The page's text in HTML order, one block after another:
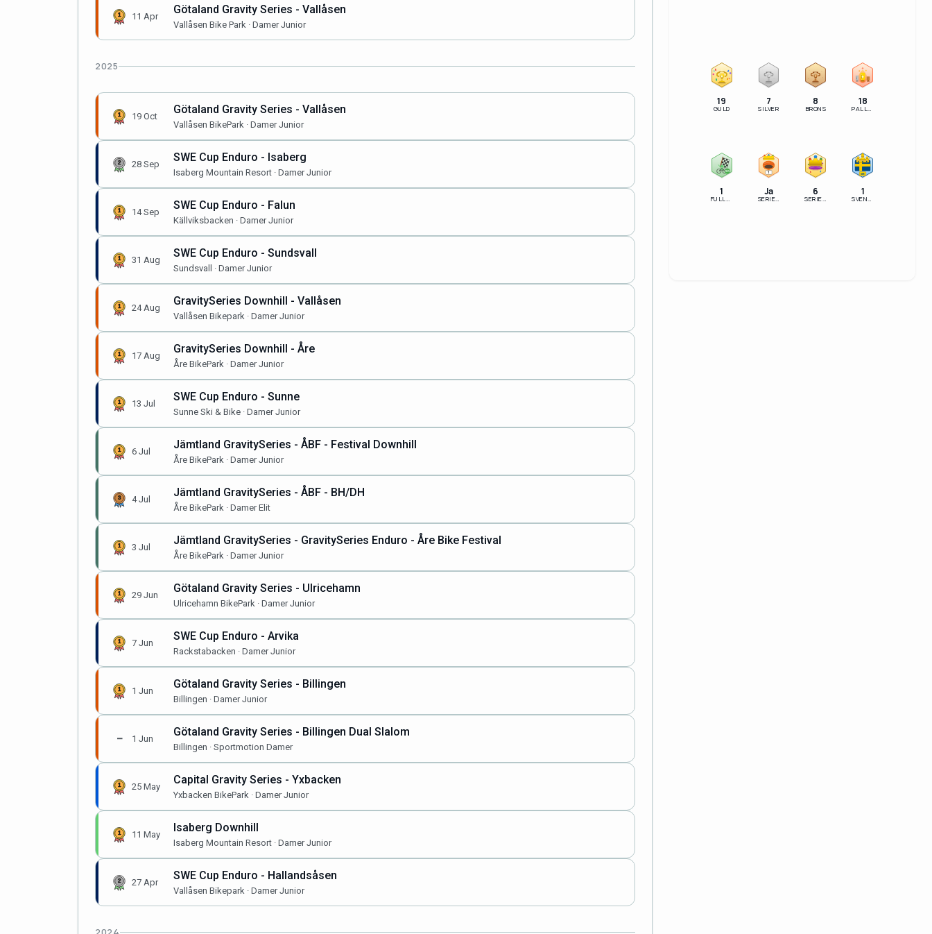
11 Apr
Götaland Gravity Series - Vallåsen
Vallåsen Bike Park · Damer Junior
2025
19 Oct
Götaland Gravity Series - Vallåsen
Vallåsen BikePark · Damer Junior
28 Sep
SWE Cup Enduro - Isaberg
Isaberg Mountain Resort · Damer Junior
14 Sep
SWE Cup Enduro - Falun
Källviksbacken · Damer Junior
31 Aug
SWE Cup Enduro - Sundsvall
Sundsvall · Damer Junior
24 Aug
GravitySeries Downhill - Vallåsen
Vallåsen Bikepark · Damer Junior
17 Aug
GravitySeries Downhill - Åre
Åre BikePark · Damer Junior
13 Jul
SWE Cup Enduro - Sunne
Sunne Ski & Bike · Damer Junior
6 Jul
Jämtland GravitySeries - ÅBF - Festival Downhill
Åre BikePark · Damer Junior
4 Jul
Jämtland GravitySeries - ÅBF - BH/DH
Åre BikePark · Damer Elit
3 Jul
Jämtland GravitySeries - GravitySeries Enduro - Åre Bike Festival
Åre BikePark · Damer Junior
29 Jun
Götaland Gravity Series - Ulricehamn
Ulricehamn BikePark · Damer Junior
7 Jun
SWE Cup Enduro - Arvika
Rackstabacken · Damer Junior
1 Jun
Götaland Gravity Series - Billingen
Billingen · Damer Junior
– 1 Jun
Götaland Gravity Series - Billingen Dual Slalom
Billingen · Sportmotion Damer
25 May
Capital Gravity Series - Yxbacken
Yxbacken BikePark · Damer Junior
11 May
Isaberg Downhill
Isaberg Mountain Resort · Damer Junior
27 Apr
SWE Cup Enduro - Hallandsåsen
Vallåsen Bikepark · Damer Junior
19
GULD
2
7
SILVER
3
8
BRONS
18
100%
1
1
Ja 6
SM
1